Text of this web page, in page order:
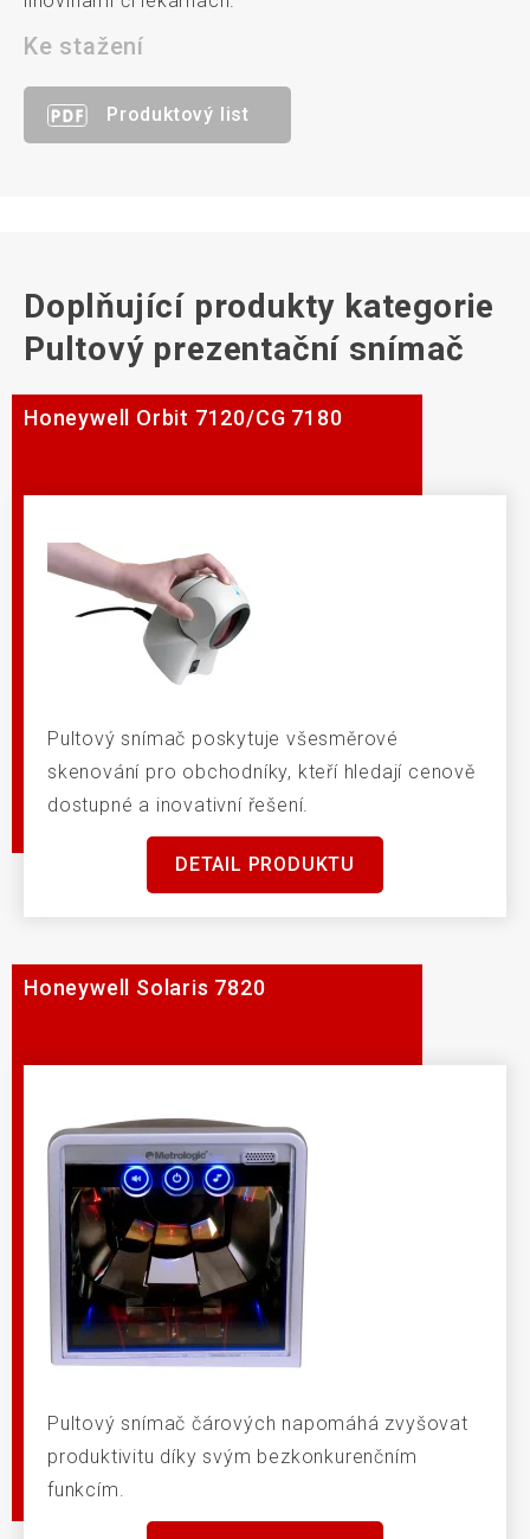
Ke stažení
Produktový list
Doplňující produkty kategorie
Pultový prezentační snímač
Honeywell Orbit 7120/CG 7180
Pultový snímač poskytuje všesměrové
skenování pro obchodníky, kteří hledají cenově
dostupné a inovativní řešení.
DETAIL PRODUKTU
Honeywell Solaris 7820
Pultový snímač čárových napomáhá zvyšovat
produktivitu díky svým bezkonkurenčním
funkcím.